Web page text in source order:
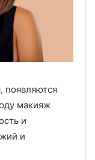
появляются
макияж
и
и